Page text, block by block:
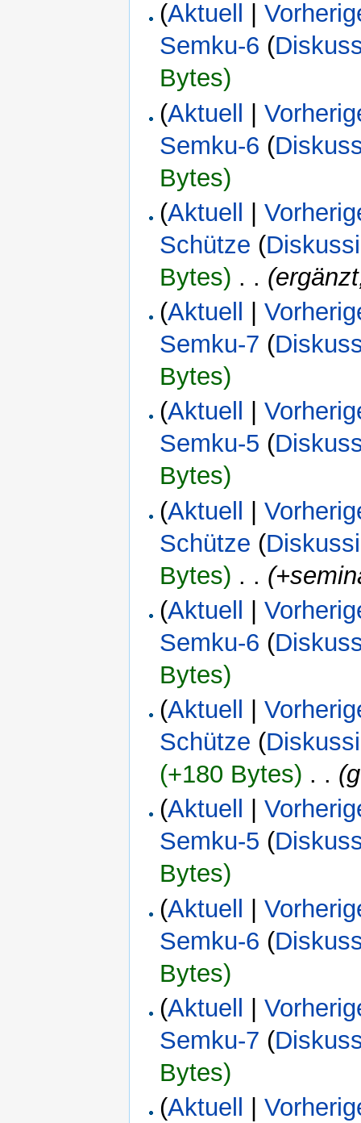
(Aktuell |
Semku-6 (
Bytes)
(Aktuell |
Semku-6 (
Bytes)
(Aktuell |
Schütze (
Bytes) . .
(Aktuell |
Semku-7 (
Bytes)
(Aktuell |
Semku-5 (
Bytes)
(Aktuell |
Schütze (
Bytes) . .
(Aktuell |
Semku-6 (
Bytes)
(Aktuell |
Schütze (
(+180 Bytes) . .
(Aktuell |
Semku-5 (
Bytes)
(Aktuell |
Semku-6 (
Bytes)
(Aktuell |
Semku-7 (
Bytes)
(Aktuell |